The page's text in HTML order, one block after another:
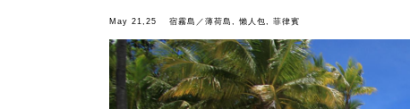
May 21,25 宿霧島／薄荷島 懶人包 ,菲律賓